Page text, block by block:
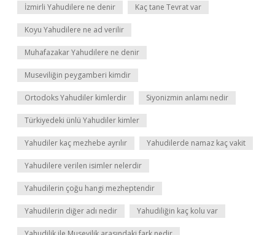
İzmirli Yahudilere ne denir Kaç tane Tevrat var
Koyu Yahudilere ne ad verilir
Muhafazakar Yahudilere ne denir
Museviliğin peygamberi kimdir
Ortodoks Yahudiler kimlerdir Siyonizmin anlamı nedir
Türkiyedeki ünlü Yahudiler kimler
Yahudiler kaç mezhebe ayrılır Yahudilerde namaz kaç vakit
Yahudilere verilen isimler nelerdir
Yahudilerin çoğu hangi mezheptendir
Yahudilerin diğer adı nedir Yahudiliğin kaç kolu var